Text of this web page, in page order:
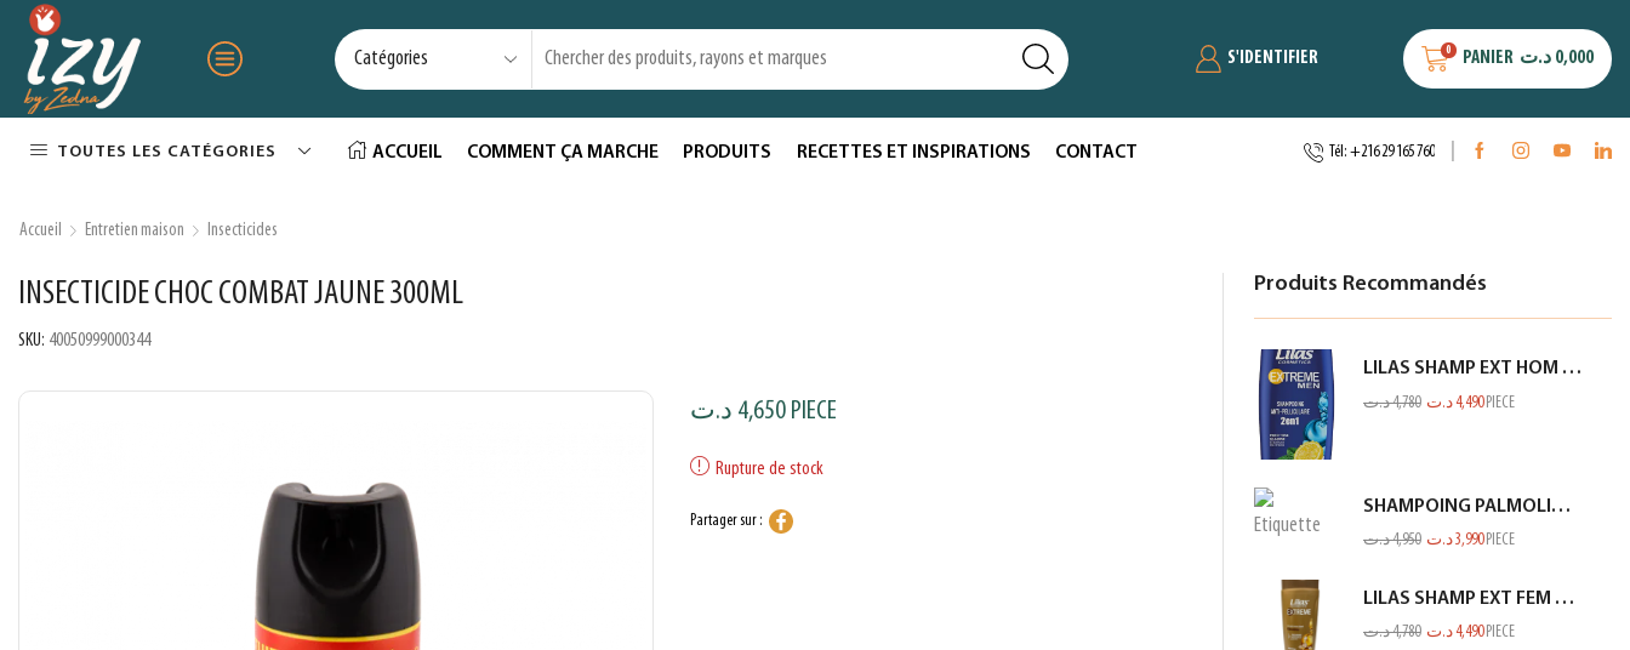
S'IDENTIFIER 0 PANIER 0,000 د.ت
TOUTES LES CATÉGORIES ACCUEIL COMMENT ÇA MARCHE PRODUITS RECETTES ET INSPIRATIONS CONTACT Tél: +216 29 165 760
Accueil Entretien maison Insecticides
INSECTICIDE CHOC COMBAT JAUNE 300ML
SKU: 40050999000344
4,650 د.ت PIECE
Rupture de stock
Partager sur :
Produits Recommandés
LILAS SHAMP EXT HOM ANTI PEL CITRON BLEU 350ML
4,780د.ت 4,490 د.ت PIECE
SHAMPOING PALMOLIVE 380ML NV
4,950د.ت 3,990د.ت PIECE
LILAS SHAMP EXT FEM KERATINE MARRON GOLD 350ML
4,780د.ت 4,490 د.ت PIECE